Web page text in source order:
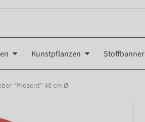
Kunstpflanzen Stoffbanner
“Prozent" 48 cm Ø